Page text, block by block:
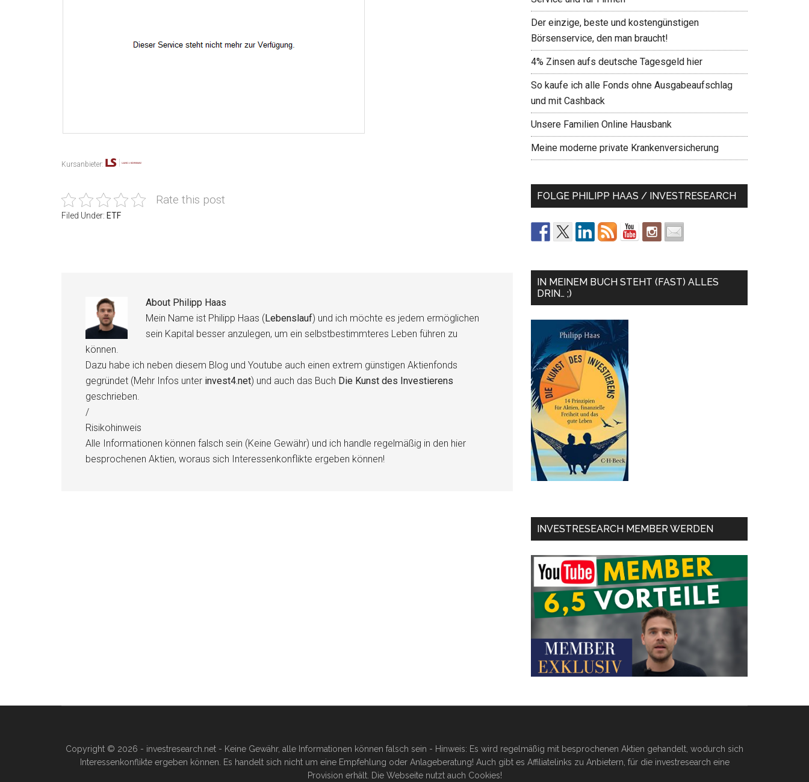
Kursanbieter:
Rate this post
Filed Under: ETF
About Philipp Haas
Mein Name ist Philipp Haas (Lebenslauf) und ich möchte es jedem ermöglichen
sein Kapital besser anzulegen, um ein selbstbestimmteres Leben führen zu
können.
Dazu habe ich neben diesem Blog und Youtube auch einen extrem günstigen Aktienfonds
gegründet (Mehr Infos unter invest4.net) und auch das Buch Die Kunst des Investierens
geschrieben.
/
Risikohinweis
Alle Informationen können falsch sein (Keine Gewähr) und ich handle regelmäßig in den hier
besprochenen Aktien, woraus sich Interessenkonflikte ergeben können!
Der einzige, beste und kostengünstigen
Börsenservice, den man braucht!
4% Zinsen aufs deutsche Tagesgeld hier
So kaufe ich alle Fonds ohne Ausgabeaufschlag
und mit Cashback
Unsere Familien Online Hausbank
Meine moderne private Krankenversicherung
FOLGE PHILIPP HAAS / INVESTRESEARCH
IN MEINEM BUCH STEHT (FAST) ALLES
DRIN… ;)
INVESTRESEARCH MEMBER WERDEN
Copyright © 2026 - investresearch.net - Keine Gewähr, alle Informationen können falsch sein - Hinweis: Es wird regelmäßig mit besprochenen Aktien gehandelt, wodurch sich
Interessenkonflikte ergeben können. Es handelt sich nicht um eine Empfehlung oder Anlageberatung! Auch gibt es Affiliatelinks zu Anbietern, für die investresearch eine
Provision erhält. Die Webseite nutzt auch Cookies!